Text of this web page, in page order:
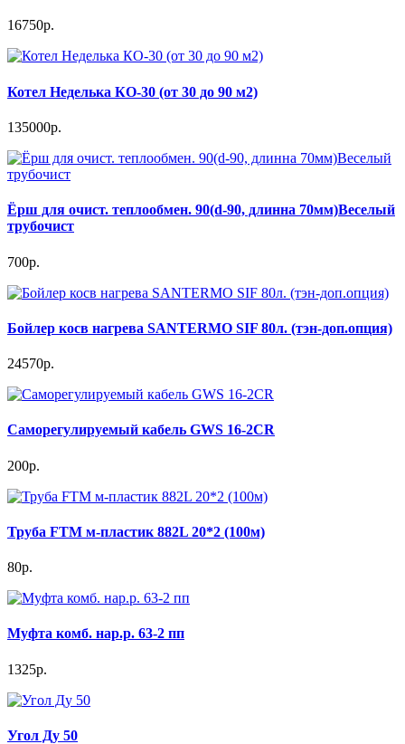
16750р.
Котел Неделька КО-30 (от 30 до 90 м2)
135000р.
Ёрш для очист. теплообмен. 90(d-90, длинна 70мм)Веселый
трубочист
700р.
Бойлер косв нагрева SANTERMO SIF 80л. (тэн-доп.опция)
24570р.
Саморегулируемый кабель GWS 16-2CR
200р.
Труба FTM м-пластик 882L 20*2 (100м)
80р.
Муфта комб. нар.р. 63-2 пп
1325р.
Угол Ду 50